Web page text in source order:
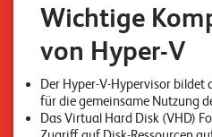
Wichtige
von Hyper-V
Der Hyper-V-Hypervisor
für die gemeinsame Nutzung
Das Virtual Hard Disk (VHD)